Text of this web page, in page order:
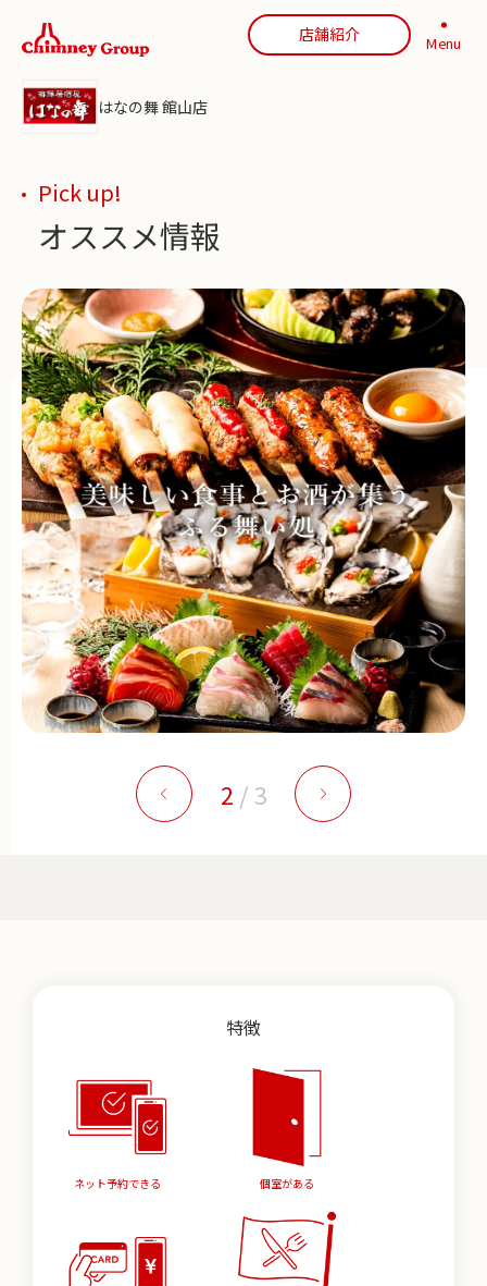
店舗紹介 Menu
はなの舞 館山店
Pick up!
オススメ情報
2 /3
特徴
ネット予約できる 個室がある